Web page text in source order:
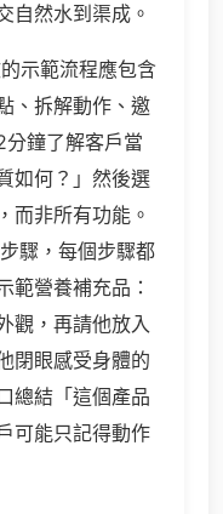
自然水到渠成。
示範流程應包含
、拆解動作、邀
鐘了解客戶當
如何？」然後選
而非所有功能。
驟，每個步驟都
範營養補充品：
觀，再請他放入
閉眼感受身體的
總結「這個產品
可能只記得動作